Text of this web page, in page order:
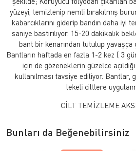
yüzeyi, temizlenip nemli bırakılmış
kabarcıklarını giderip bandın daha iyi
saniye bastırılıyor. 15-20 dakikalık
bant bir kenarından tutulup yavaşça
Bantların haftada en fazla 1-2 kez ( 3
için de gözeneklerin güzelce
kullanılması tavsiye ediliyor. Bantlar,
lekeli ciltlere
CİLT TEMİZLEME
Bunları da Beğenebilirsiniz